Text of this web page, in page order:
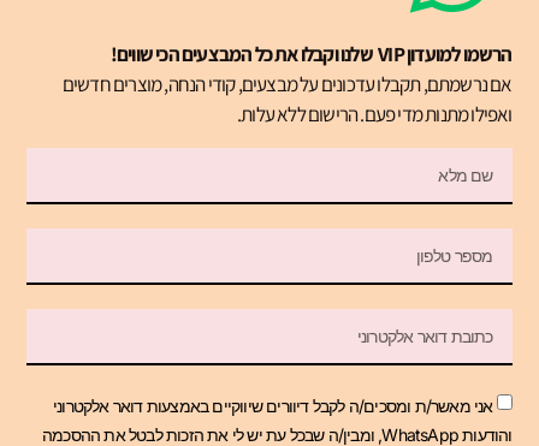
הרשמו למועדון VIP שלנו וקבלו את כל המבצעים הכי שווים!
אם נרשמתם, תקבלו עדכונים על מבצעים, קודי הנחה, מוצרים חדשים
ואפילו מתנות מדי פעם. הרישום ללא עלות.
אני מאשר/ת ומסכים/ה לקבל דיוורים שיווקיים באמצעות דואר אלקטרוני
והודעות WhatsApp, ומבין/ה שבכל עת יש לי את הזכות לבטל את ההסכמה